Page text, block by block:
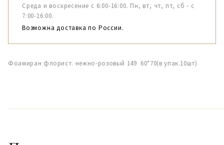
Среда и воскресение с 6:00-16:00. Пн, вт, чт, пт, сб - с
7:00-16:00.
Возможна доставка по России.
Фоамиран флорист. нежно-розовый 149 60*70(в упак.10шт)